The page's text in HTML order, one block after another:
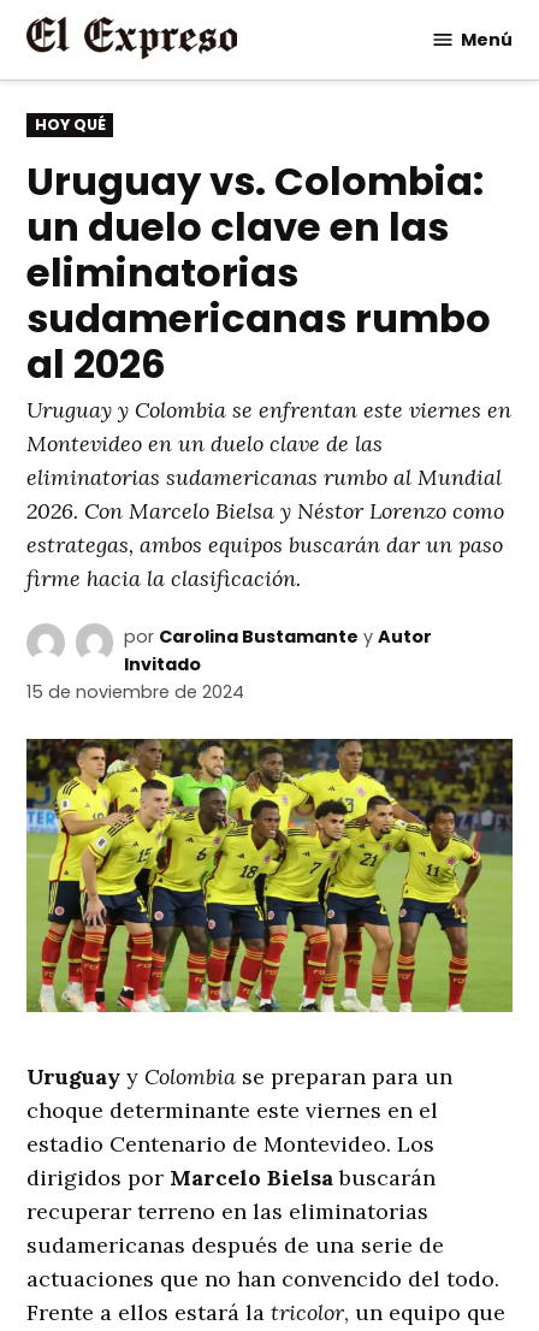
Saltar
contenido
Menú
PUBLICADO
EN
HOY QUÉ
Uruguay vs. Colombia:
un duelo clave en las
eliminatorias
sudamericanas rumbo
al 2026
Uruguay y Colombia se enfrentan este viernes en
Montevideo en un duelo clave de las
eliminatorias sudamericanas rumbo al Mundial
2026. Con Marcelo Bielsa y Néstor Lorenzo como
estrategas, ambos equipos buscarán dar un paso
firme hacia la clasificación.
por Carolina Bustamante yAutor
Invitado
15 de noviembre de 2024
Uruguay y Colombia se preparan para un
choque determinante este viernes en el
estadio Centenario de Montevideo. Los
dirigidos por Marcelo Bielsabuscarán
recuperar terreno en las eliminatorias
sudamericanas después de una serie de
actuaciones que no han convencido del todo.
Frente a ellos estará latricolor, un equipo que